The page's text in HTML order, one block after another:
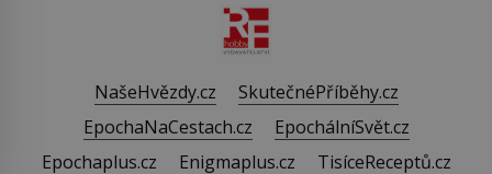
NašeHvězdy.cz
SkutečnéPříběhy.cz
EpochaNaCestach.cz
EpochálníSvět.cz
Epochaplus.cz
Enigmaplus.cz TisíceReceptů.cz